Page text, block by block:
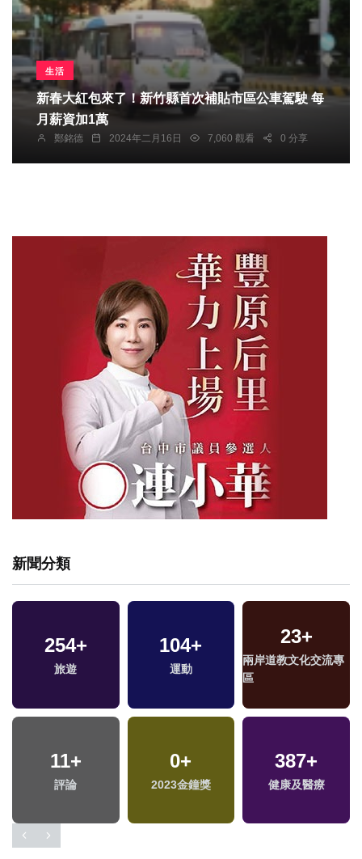
生活
新春大紅包來了！新竹縣首次補貼市區公車駕駛 每
月薪資加1萬
鄭銘德 2024年二月16日 7,060 觀看 0 分享
新聞分類
254+
旅遊
104+
運動
23+
兩岸道教文化交流專
區
11+
評論
0+
2023金鐘獎
387+
健康及醫療